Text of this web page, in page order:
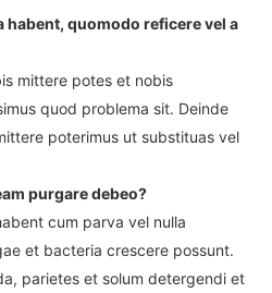
habent, quomodo reficere vel a
mittere potes et nobis
quod problema sit. Deinde
poterimus ut substituas vel
purgare debeo?
cum parva vel nulla
et bacteria crescere possunt.
parietes et solum detergendi et